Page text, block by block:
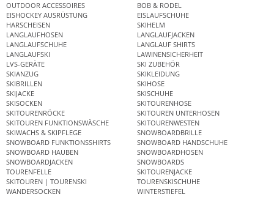
OUTDOOR ACCESSOIRES
BOB & RODEL
EISHOCKEY AUSRÜSTUNG
EISLAUFSCHUHE
HARSCHEISEN
SKIHELM
LANGLAUFHOSEN
LANGLAUFJACKEN
LANGLAUFSCHUHE
LANGLAUF SHIRTS
LANGLAUFSKI
LAWINENSICHERHEIT
LVS-GERÄTE
SKI ZUBEHÖR
SKIANZUG
SKIKLEIDUNG
SKIBRILLEN
SKIHOSE
SKIJACKE
SKISCHUHE
SKISOCKEN
SKITOURENHOSE
SKITOURENRÖCKE
SKITOUREN UNTERHOSEN
SKITOUREN FUNKTIONSWÄSCHE
SKITOURENWESTEN
SKIWACHS & SKIPFLEGE
SNOWBOARDBRILLE
SNOWBOARD FUNKTIONSSHIRTS
SNOWBOARD HANDSCHUHE
SNOWBOARD HAUBEN
SNOWBOARDHOSEN
SNOWBOARDJACKEN
SNOWBOARDS
TOURENFELLE
SKITOURENJACKE
SKITOUREN | TOURENSKI
TOURENSKISCHUHE
WANDERSOCKEN
WINTERSTIEFEL